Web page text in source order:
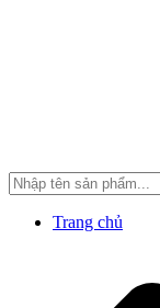
Trang chủ